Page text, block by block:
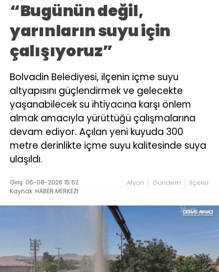
“Bugünün değil,
yarınların suyu için
çalışıyoruz”
Bolvadin Belediyesi, ilçenin içme suyu
altyapısını güçlendirmek ve gelecekte
yaşanabilecek su ihtiyacına karşı önlem
almak amacıyla yürüttüğü çalışmalarına
devam ediyor. Açılan yeni kuyuda 300
metre derinlikte içme suyu kalitesinde suya
ulaşıldı.
Giriş: 06-08-2026 15:52
Kaynak: HABER MERKEZI
Afyon Gündem İlçeler